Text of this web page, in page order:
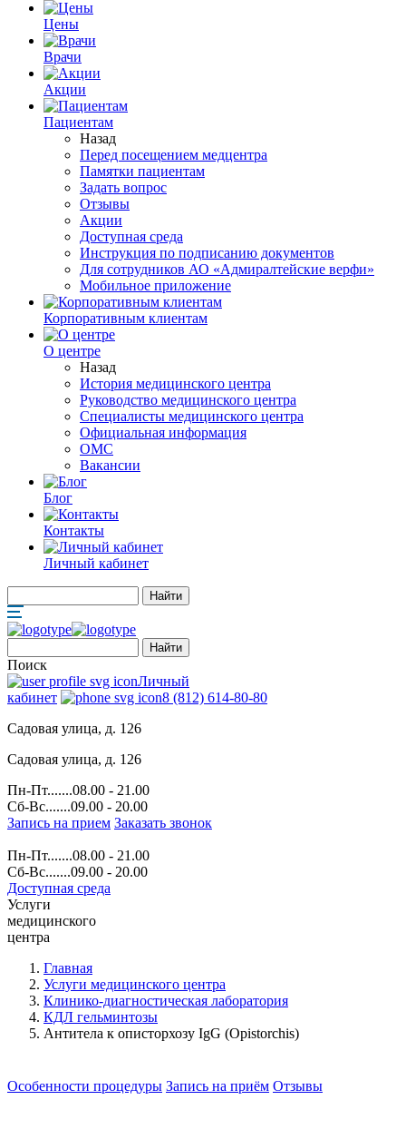
Цены
Врачи
Акции
Пациентам
Назад
Перед посещением медцентра
Памятки пациентам
Задать вопрос
Отзывы
Акции
Доступная среда
Инструкция по подписанию документов
Для сотрудников АО «Адмиралтейские верфи»
Мобильное приложение
Корпоративным клиентам
О центре
Назад
История медицинского центра
Руководство медицинского центра
Специалисты медицинского центра
Официальная информация
ОМС
Вакансии
Блог
Контакты
Личный кабинет
Поиск
Личный
кабинет
8 (812) 614-80-80
Садовая улица, д. 126
Садовая улица, д. 126
Пн-Пт.......08.00 - 21.00
Сб-Вс.......09.00 - 20.00
Запись на прием Заказать звонок
Пн-Пт.......08.00 - 21.00
Сб-Вс.......09.00 - 20.00
Доступная среда
Услуги
медицинского
центра
Главная
Услуги медицинского центра
Клинико-диагностическая лаборатория
КДЛ гельминтозы
Антитела к описторхозу IgG (Opistorchis)
Особенности процедуры Запись на приём Отзывы